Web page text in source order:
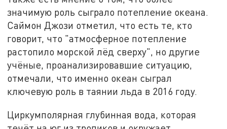
значимую роль сыграло потепление океана.
Саймон Джози отметил, что есть те, кто
говорит, что "атмосферное потепление
растопило морской лёд сверху", но другие
учёные, проанализировавшие ситуацию,
отмечали, что именно океан сыграл
ключевую роль в таянии льда в 2016 году.
Циркумполярная глубинная вода, которая